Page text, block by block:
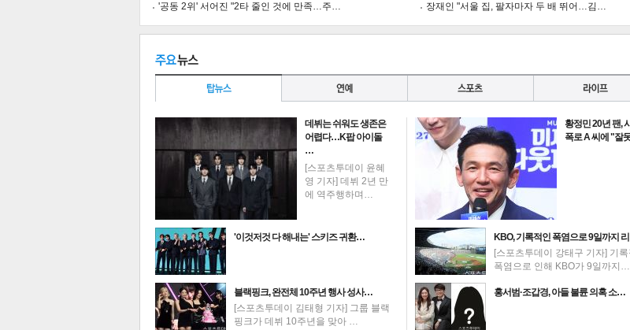
게 소
최신뉴스
'공동 2위' 서어진 "2타 줄인 것에 만족…주…
장재인 "서울 집, 팔자마자 두 배 뛰어…김…
데뷔는 쉬워도 생존은
어렵다…K팝 아이돌
…
[스포츠투데이 윤혜
영 기자] 데뷔 2년 만
에 역주행하며…
'이것저것 다 해내는' 스키즈 귀환…
블랙핑크, 완전체 10주년 행사 성사…
[스포츠투데이 김태형 기자] 그룹 블랙
핑크가 데뷔 10주년을 맞아 …
황정민 20년 팬,
폭로 A 씨에 "잘
KBO, 기록적인 폭염으로 9일까지
[스포츠투데이 강태구 기자] 기록
폭염으로 인해 KBO가 9일까지…
홍서범·조갑경, 아들 불륜 의혹 소…